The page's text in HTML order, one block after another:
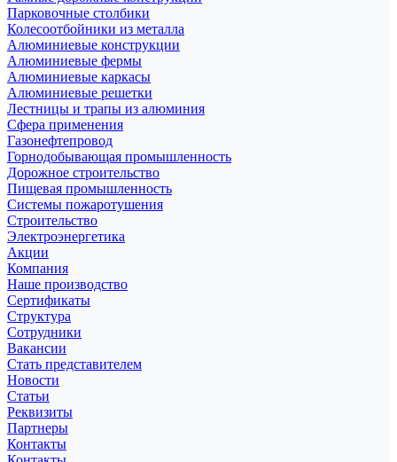
Парковочные столбики
Колесоотбойники из металла
Алюминиевые конструкции
Алюминиевые фермы
Алюминиевые каркасы
Алюминиевые решетки
Лестницы и трапы из алюминия
Сфера применения
Газонефтепровод
Горнодобывающая промышленность
Дорожное строительство
Пищевая промышленность
Системы пожаротушения
Строительство
Электроэнергетика
Акции
Компания
Наше производство
Сертификаты
Структура
Сотрудники
Вакансии
Стать представителем
Новости
Статьи
Реквизиты
Партнеры
Контакты